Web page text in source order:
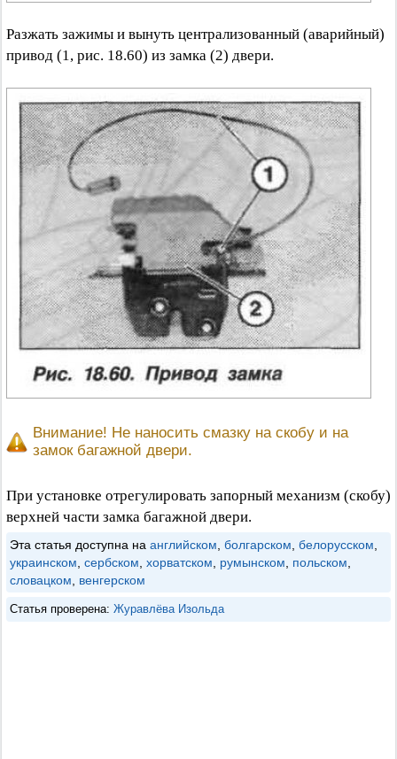
Разжать зажимы и вынуть централизованный (аварийный)
привод (1, рис. 18.60) из замка (2) двери.
Внимание! Не наносить смазку на скобу и на
замок багажной двери.
При установке отрегулировать запорный механизм (скобу)
верхней части замка багажной двери.
Эта статья доступна на английском болгарском белорусском
украинском сербском хорватском румынском польском
словацком
венгерском
Статья проверена: Журавлёва Изольда